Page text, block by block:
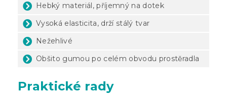
Hebký materiál, příjemný na dotek
Vysoká elasticita, drží stálý tvar
Nežehlivé
Obšito gumou po celém obvodu prostěradla
Praktické rady